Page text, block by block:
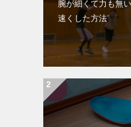
腕が細くて力も無
速くした方法